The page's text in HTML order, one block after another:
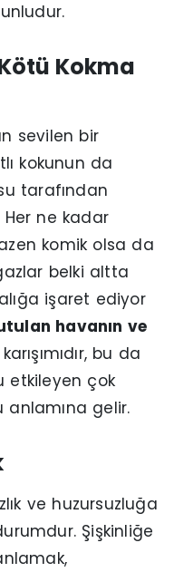
Kokma
sevilen bir
kokunun da
tarafından
ne kadar
komik olsa da
belki altta
işaret ediyor
havanın ve
bu da
etkileyen çok
gelir.
ve huzursuzluğa
Şişkinliğe